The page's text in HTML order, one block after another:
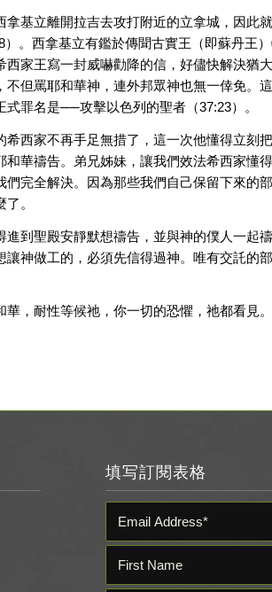
拿基立離開拉吉去攻打附近的立拿城，因此
。西拿基立有鑑於傳聞古實王（即蘇丹王
西家王寫一封威嚇勸降的信，好儘快解決猶
不但罵耶和華神，連外邦眾神也無一倖免。
罪名是──攻擊以色列的聖者（37:23）。
希西家不再手足無措了，這一次他懂得立刻
和華禱告。弟兄姊妹，讓我們效法希西家懂
們完全解決。因為那些我們自己保留下來的
。
到聖殿安靜默想禱告，並與神的僕人一起
讓神做工的，必須先信得過神。唯有交託的
華，耐性等候祂，你一切的恐懼，祂都看見。
填写訂閱表格